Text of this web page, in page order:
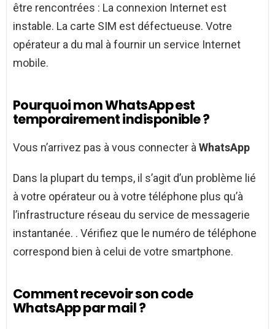
être rencontrées : La connexion Internet est
instable. La carte SIM est défectueuse. Votre
opérateur a du mal à fournir un service Internet
mobile.
Pourquoi mon WhatsApp est
temporairement indisponible ?
Vous n’arrivez pas à vous connecter àWhatsApp
Dans la plupart du temps, il s’agit d’un problème lié
à votre opérateur ou à votre téléphone plus qu’à
l’infrastructure réseau du service de messagerie
instantanée. . Vérifiez que le numéro de téléphone
correspond bien à celui de votre smartphone.
Comment recevoir son code
WhatsApp par mail ?